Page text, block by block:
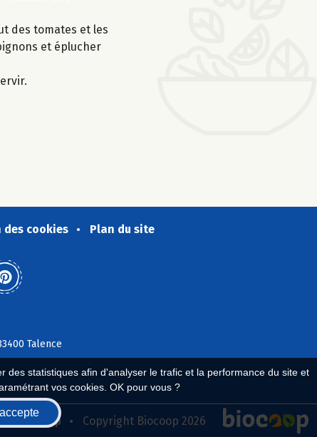
statistiques afin d'analyser le trafic et la performance du site et
vos cookies. OK pour vous ?
des tomates et les
et éplucher
des cookies Plan du site
Talence
Biocoop Copyright Biocoop 2026